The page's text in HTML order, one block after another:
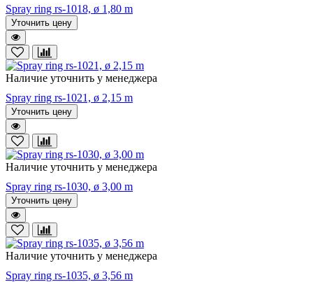
Spray ring rs-1018, ø 1,80 m
Уточнить цену
Наличие уточнить у менеджера
Spray ring rs-1021, ø 2,15 m
Уточнить цену
Наличие уточнить у менеджера
Spray ring rs-1030, ø 3,00 m
Уточнить цену
Наличие уточнить у менеджера
Spray ring rs-1035, ø 3,56 m